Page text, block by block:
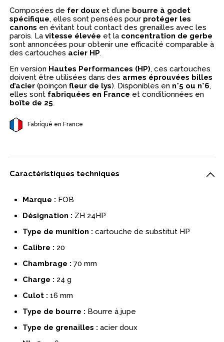
Composées de fer doux et d’une bourre à godet
spécifique, elles sont pensées pour protéger les
canons en évitant tout contact des grenailles avec les
parois. Lavitesse élevée et la concentration de gerbe
sont annoncées pour obtenir une efficacité comparable à
des cartouches acier HP.
En version Hautes Performances (HP), ces cartouches
doivent être utilisées dans des armes éprouvées billes
d’acier (poinçonfleur de lys). Disponibles en n°5 ou n°6,
elles sont fabriquées en France et conditionnées en
boîte de 25.
Fabriqué en France
Caractéristiques techniques
Marque : FOB
Désignation : ZH 24HP
Type de munition : cartouche de substitut HP
Calibre : 20
Chambrage : 70 mm
Charge : 24 g
Culot : 16 mm
Type de bourre : Bourre à jupe
Type de grenailles : acier doux